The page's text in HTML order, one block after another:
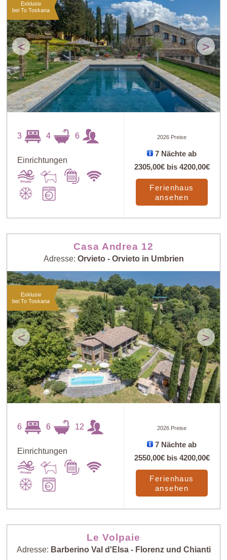
< >
Exklusiv
bei To Toskana
3 4 6
Einrichtungen
2026 Preise
7 Nächte ab
2305,00€bis 4200,00€
Ferienhaus
ansehen
Casa Andrea 12
Adresse: Orvieto - Orvieto in Umbrien
< >
Exklusiv
bei To Toskana
6 6 12
Einrichtungen
2026 Preise
7 Nächte ab
2550,00€bis 4200,00€
Ferienhaus
ansehen
Le Volpaie
Adresse: Barberino Val d'Elsa - Florenz und Chianti